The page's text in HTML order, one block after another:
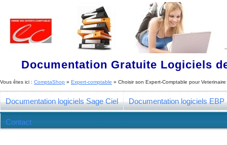
Documentation Gratuite Logiciels
Vous êtes ici : ComptaShop » Expert-comptable » Choisir son Expert-Comptable pour
Documentation logiciels Sage Ciel Documentation logiciels EBP
Contact